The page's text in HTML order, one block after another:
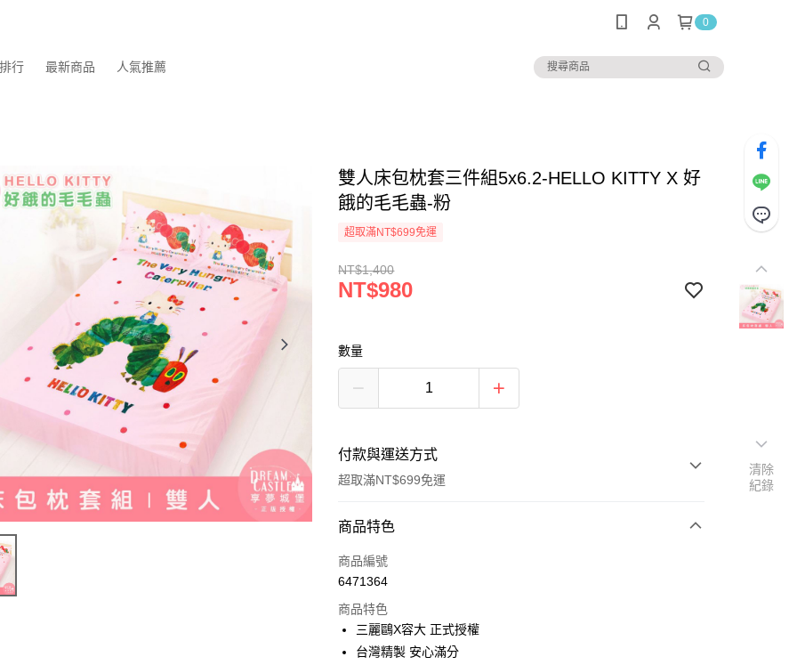
0
行 最新商品 人氣推薦
雙人床包枕套三件組5x6.2-HELLO KITTY X 好
餓的毛毛蟲-粉
超取滿NT$699免運
NT$1,400
NT$980
數量
付款與運送方式
超取滿NT$699免運
付款方式
信用卡一次付款
LINE Pay
Apple Pay
商品特色
商品編號
6471364
商品特色
三麗鷗X容大 正式授權
台灣精製 安心滿分
清除
紀錄